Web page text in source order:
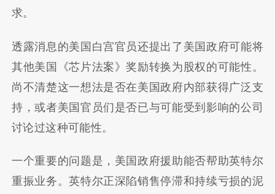
求。
透露消息的美国白宫官员还提出了美国政府可能将
其他美国《芯片法案》奖励转换为股权的可能性。
尚不清楚这一想法是否在美国政府内部获得广泛支
持，或者美国官员们是否已与可能受到影响的公司
讨论过这种可能性。
一个重要的问题是，美国政府援助能否帮助英特尔
重振业务。英特尔正深陷销售停滞和持续亏损的泥